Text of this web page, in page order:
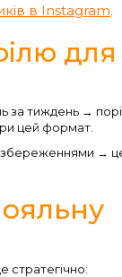
в Instagram
для
за тиждень →
цей формат.
збереженнями →
стратегічно: